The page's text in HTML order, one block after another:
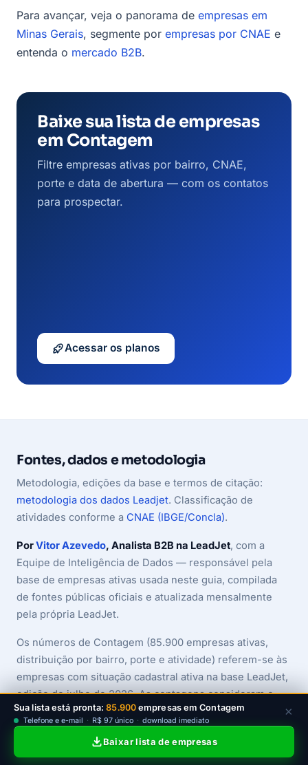
Para avançar, veja o panorama de empresas em
Minas Gerais, segmente por empresas por CNAE e
entenda o mercado B2B.
Baixe sua lista de empresas
em Contagem
Filtre empresas ativas por bairro, CNAE,
porte e data de abertura — com os contatos
para prospectar.
Acessar os planos
Fontes, dados e metodologia
Metodologia, edições da base e termos de citação:
metodologia dos dados Leadjet. Classificação de
atividades conforme a CNAE (IBGE/Concla).
PorVitor Azevedo, Analista B2B na LeadJet, com a
Equipe de Inteligência de Dados — responsável pela
base de empresas ativas usada neste guia, compilada
de fontes públicas oficiais e atualizada mensalmente
pela própria LeadJet.
Os números de Contagem (85.900 empresas ativas,
distribuição por bairro, porte e atividade) referem-se às
empresas com situação cadastral ativa na base LeadJet,
edição de julho de 2026. As contagens consideram o
município de registro do CNPJ. Os fatos de contexto
sobre a economia, a história e a vocação industrial e
logística da cidade vêm de fontes públicas de referência
Sua lista está pronta:85.900empresas em Contagem
Telefone e e-mail · R$ 97 único · download imediato
Baixar lista de empresas
×